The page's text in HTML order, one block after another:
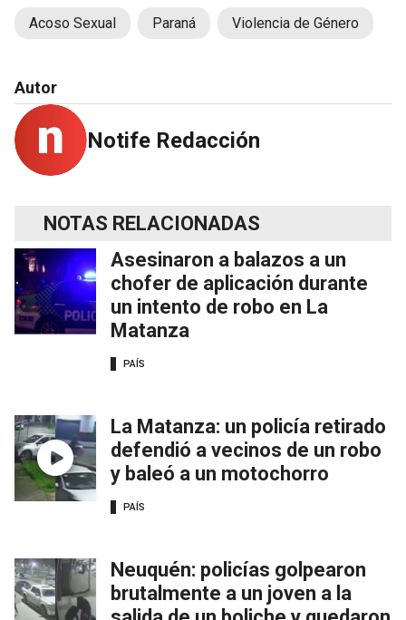
Acoso Sexual Paraná Violencia de Género
Autor
Notife Redacción
NOTAS RELACIONADAS
Asesinaron a balazos a un
chofer de aplicación durante
un intento de robo en La
Matanza
PAÍS
La Matanza: un policía retirado
defendió a vecinos de un robo
y baleó a un motochorro
PAÍS
Neuquén: policías golpearon
brutalmente a un joven a la